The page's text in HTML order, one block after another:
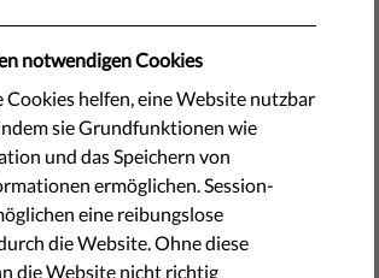
Rolle der KI bei
warum der
der
Schutz der Demokratie
notwendigen Cookies
helfen, eine Website nutzbar
sie Grundfunktionen wie
und das Speichern von
ermöglichen. Session-
eine reibungslose
die Website. Ohne diese
die Website nicht richtig